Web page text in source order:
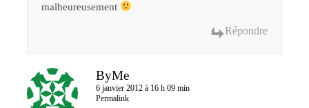
malheureusement
Répondre
ByMe
6 janvier 2012 à 16 h 09 min
Permalink